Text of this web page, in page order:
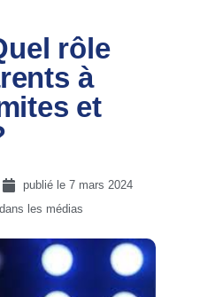
rôle
à
et
publié le 7 mars 2024
les médias